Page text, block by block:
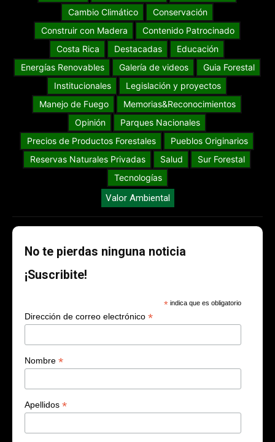
Cambio Climático
Conservación
Construir con Madera
Contenido Patrocinado
Costa Rica
Destacadas
Educación
Energías Renovables
Galería de videos
Guia Forestal
Institucionales
Legislación y proyectos
Manejo de Fuego
Memorias&Reconocimientos
Opinión
Parques Nacionales
Precios de Productos Forestales
Pueblos Originarios
Reservas Naturales Privadas
Salud
Sur Forestal
Tecnologías
Valor Ambiental
No te pierdas ninguna noticia
¡Suscribite!
* indica que es obligatorio
Dirección de correo electrónico *
Nombre *
Apellidos *